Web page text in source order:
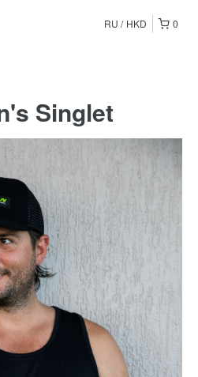
0
RU HKD
Singlet